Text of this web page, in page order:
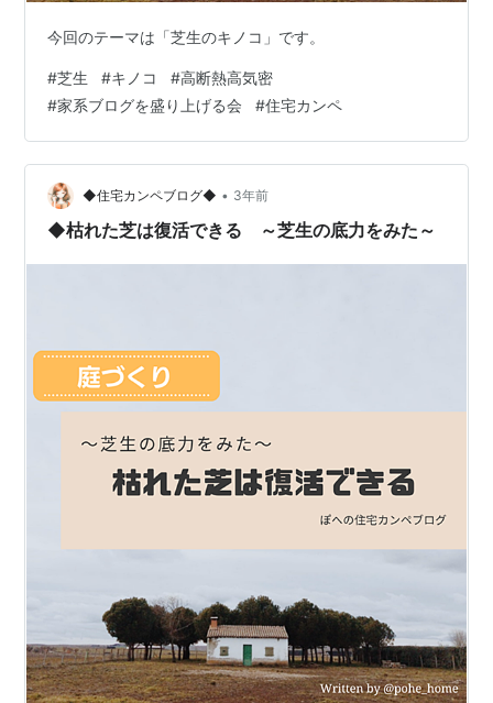
今回のテーマは「芝生のキノコ」です。
#芝生 #キノコ #高断熱高気密
#家系ブログを盛り上げる会 #住宅カンペ
◆住宅カンペブログ◆ • 3年前
◆枯れた芝は復活できる ～芝生の底力をみた～